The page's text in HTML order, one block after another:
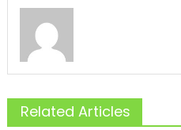
Related Articles